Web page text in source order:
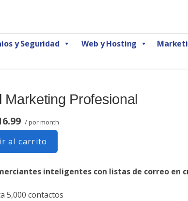
Digital CDMX
y Seguridad Web y Hosting
Marketing Profesional
/ por month
al carrito
inteligentes con listas de correo en
5,000 contactos